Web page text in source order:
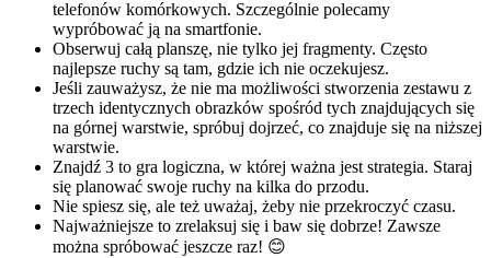
telefonów komórkowych. Szczególnie polecamy
wypróbować ją na smartfonie.
Obserwuj całą planszę, nie tylko jej fragmenty. Często
najlepsze ruchy są tam, gdzie ich nie oczekujesz.
Jeśli zauważysz, że nie ma możliwości stworzenia zestawu z
trzech identycznych obrazków spośród tych znajdujących się
na górnej warstwie, spróbuj dojrzeć, co znajduje się na niższej
warstwie.
Znajdź 3 to gra logiczna, w której ważna jest strategia. Staraj
się planować swoje ruchy na kilka do przodu.
Nie spiesz się, ale też uważaj, żeby nie przekroczyć czasu.
Najważniejsze to zrelaksuj się i baw się dobrze! Zawsze
można spróbować jeszcze raz! 😊